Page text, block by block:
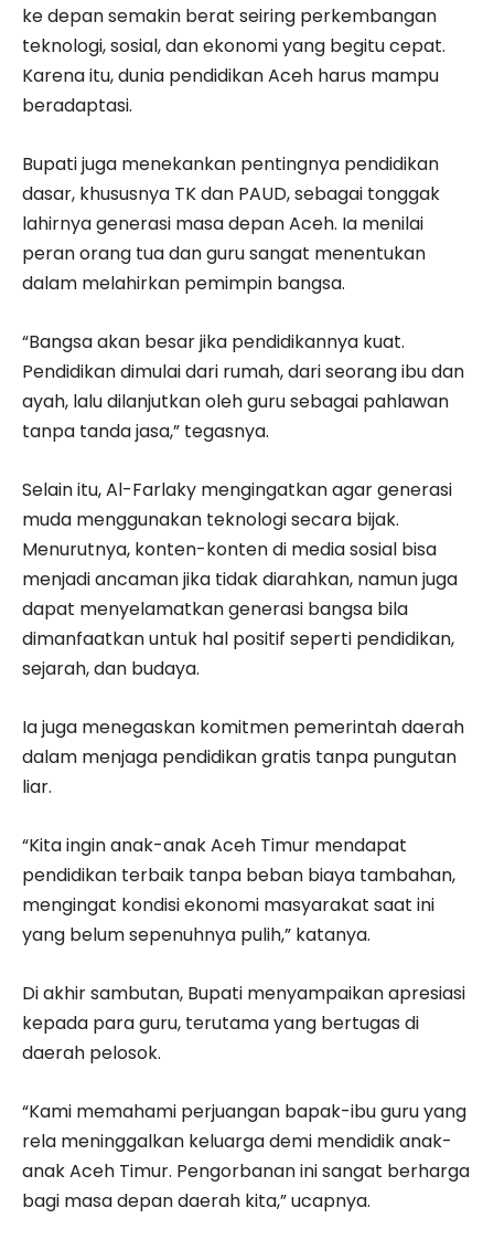
ke depan semakin berat seiring perkembangan
teknologi, sosial, dan ekonomi yang begitu cepat.
Karena itu, dunia pendidikan Aceh harus mampu
beradaptasi.
Bupati juga menekankan pentingnya pendidikan
dasar, khususnya TK dan PAUD, sebagai tonggak
lahirnya generasi masa depan Aceh. Ia menilai
peran orang tua dan guru sangat menentukan
dalam melahirkan pemimpin bangsa.
“Bangsa akan besar jika pendidikannya kuat.
Pendidikan dimulai dari rumah, dari seorang ibu dan
ayah, lalu dilanjutkan oleh guru sebagai pahlawan
tanpa tanda jasa,” tegasnya.
Selain itu, Al-Farlaky mengingatkan agar generasi
muda menggunakan teknologi secara bijak.
Menurutnya, konten-konten di media sosial bisa
menjadi ancaman jika tidak diarahkan, namun juga
dapat menyelamatkan generasi bangsa bila
dimanfaatkan untuk hal positif seperti pendidikan,
sejarah, dan budaya.
Ia juga menegaskan komitmen pemerintah daerah
dalam menjaga pendidikan gratis tanpa pungutan
liar.
“Kita ingin anak-anak Aceh Timur mendapat
pendidikan terbaik tanpa beban biaya tambahan,
mengingat kondisi ekonomi masyarakat saat ini
yang belum sepenuhnya pulih,” katanya.
Di akhir sambutan, Bupati menyampaikan apresiasi
kepada para guru, terutama yang bertugas di
daerah pelosok.
“Kami memahami perjuangan bapak-ibu guru yang
rela meninggalkan keluarga demi mendidik anak-
anak Aceh Timur. Pengorbanan ini sangat berharga
bagi masa depan daerah kita,” ucapnya.